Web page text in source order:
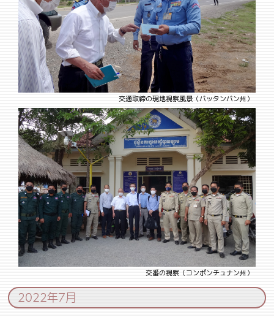
交通取締の現地視察風景（バッタンバン州）
交番の視察（コンポンチュナン州）
2022年7月